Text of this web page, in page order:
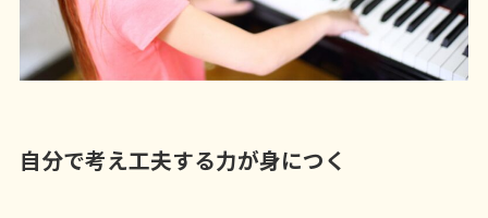
自分で考え工夫する力が身につく